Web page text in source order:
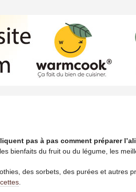
pas à pas comment préparer
bienfaits du fruit ou du légume, les
des sorbets, des purées et autres